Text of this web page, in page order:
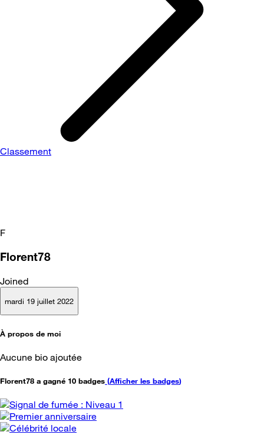
Classement
F
Florent78
Joined
mardi 19 juillet 2022
À propos de moi
Aucune bio ajoutée
Florent78 a gagné 10 badges (Afficher les badges)